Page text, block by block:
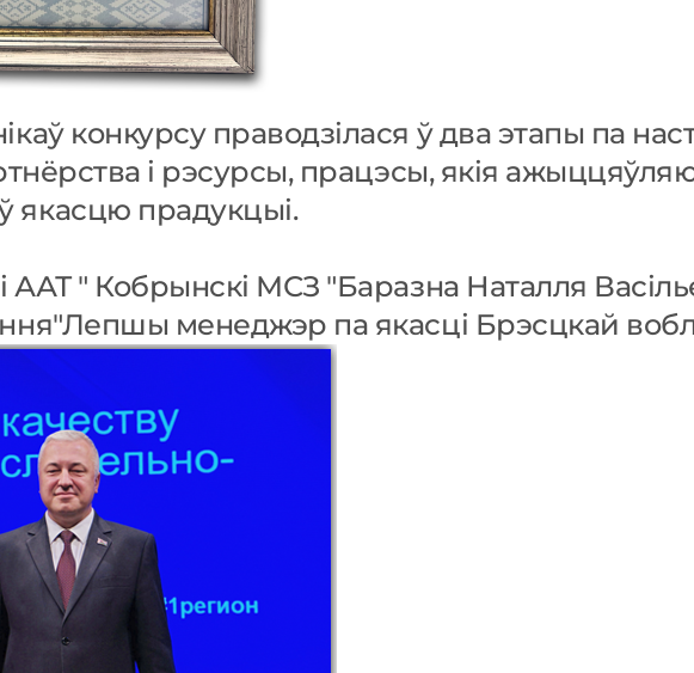
конкурсу праводзілася ў два этапы па
і рэсурсы, працэсы, якія
якасцю прадукцыі.
ААТ " Кобрынскі МСЗ "Баразна Наталля
менеджэр па якасці Брэсцкай